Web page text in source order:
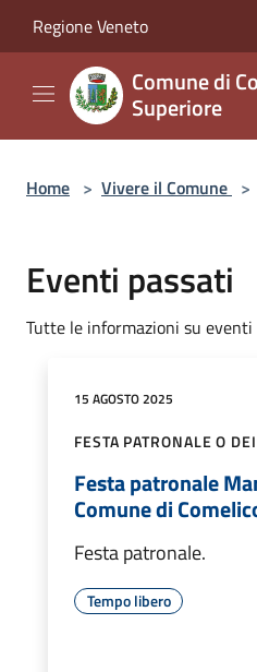
Regione Veneto
Comune di
Superiore
Home > Vivere il Comune >
Eventi passati
Tutte le informazioni su eventi
15 AGOSTO 2025
FESTA PATRONALE O
Festa patronale
Comune di
Festa patronale.
Tempo libero